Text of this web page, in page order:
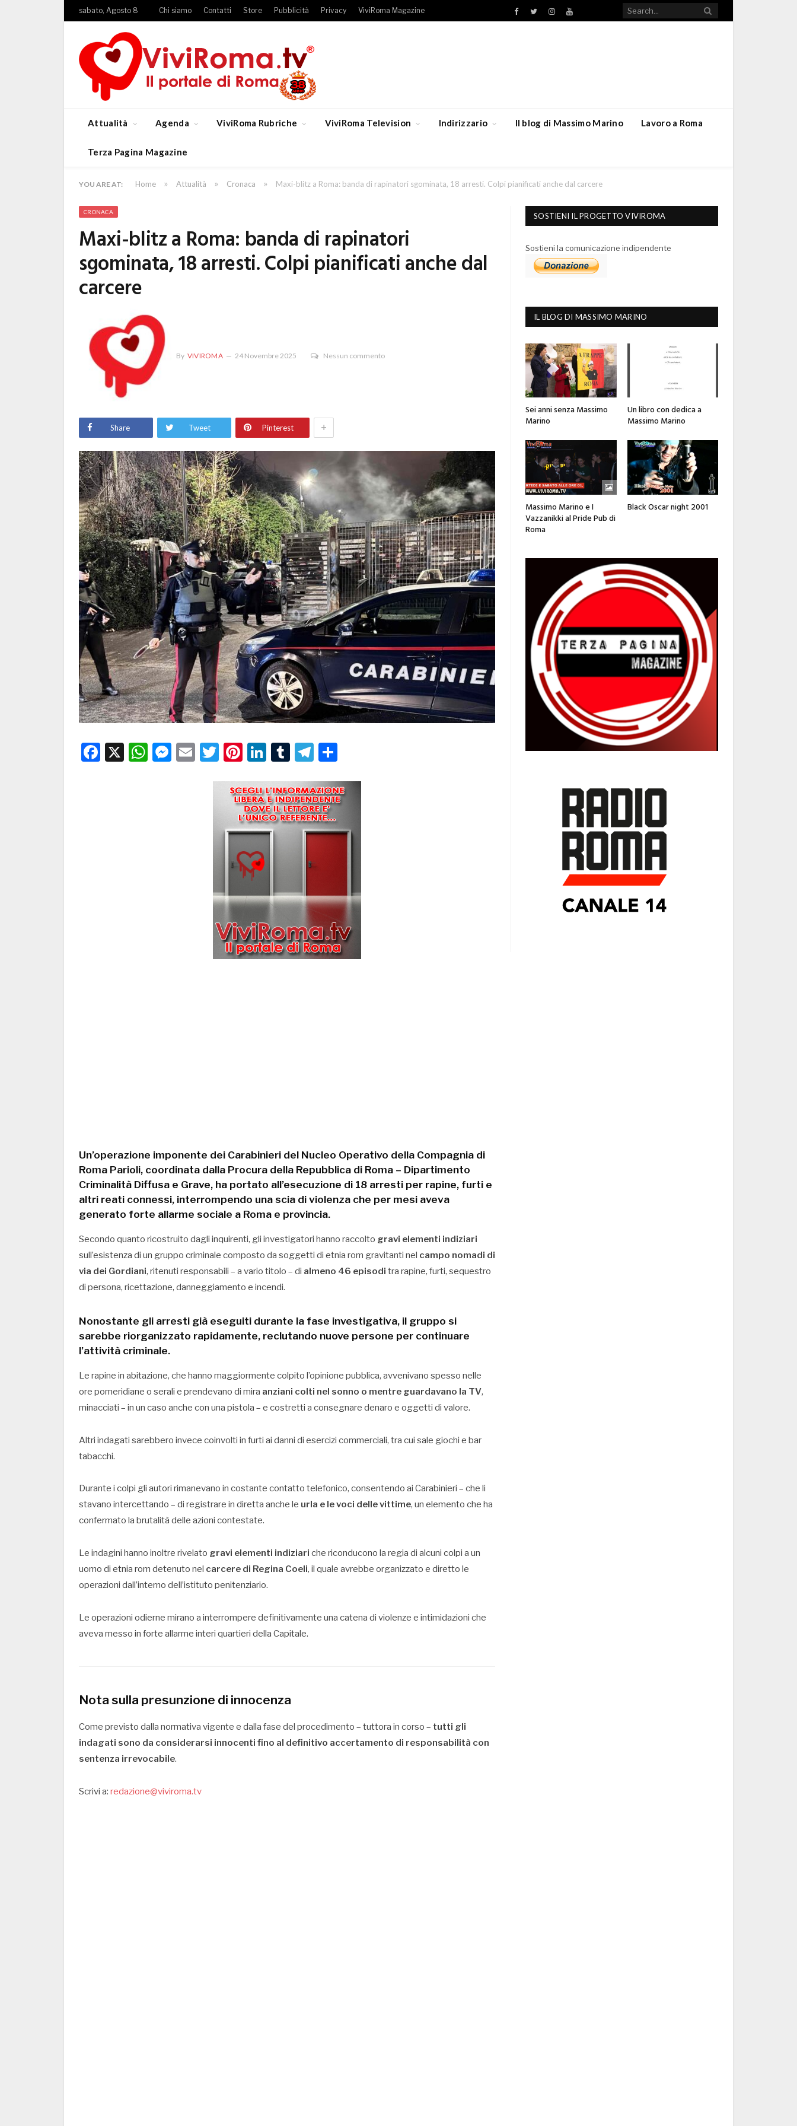
sabato, Agosto 8 Chi siamo Contatti Store Pubblicità Privacy ViviRoma Magazine Facebook
TwitterInstagramYouTube
Attualità Agenda ViviRoma Rubriche ViviRoma Television Indirizzario Il blog di Massimo Marino Lavoro a Roma
Terza Pagina Magazine
YOU ARE AT: Home » Attualità » Cronaca » Maxi-blitz a Roma: banda di rapinatori sgominata, 18 arresti. Colpi pianificati anche dal carcere
CRONACA
Maxi-blitz a Roma: banda di rapinatori
sgominata, 18 arresti. Colpi pianificati anche dal
carcere
By VIVIROMA 24 Novembre 2025 Nessun commento
Share Tweet Pinterest +
Facebook
X WhatsApp
Messenger
EmailTwitter
Pinterest
LinkedIn
TumblrTelegram
Un’operazione imponente dei Carabinieri del Nucleo Operativo della Compagnia di
Roma Parioli, coordinata dalla Procura della Repubblica di Roma – Dipartimento
Criminalità Diffusa e Grave, ha portato all’esecuzione di 18 arresti per rapine, furti e
altri reati connessi, interrompendo una scia di violenza che per mesi aveva
generato forte allarme sociale a Roma e provincia.
Secondo quanto ricostruito dagli inquirenti, gli investigatori hanno raccolto gravi elementi indiziari
sull’esistenza di un gruppo criminale composto da soggetti di etnia rom gravitanti nel campo nomadi di
via dei Gordiani, ritenuti responsabili – a vario titolo – di almeno 46 episodi tra rapine, furti, sequestro
di persona, ricettazione, danneggiamento e incendi.
Nonostante gli arresti già eseguiti durante la fase investigativa, il gruppo si
sarebbe riorganizzato rapidamente, reclutando nuove persone per continuare
l’attività criminale.
Le rapine in abitazione, che hanno maggiormente colpito l’opinione pubblica, avvenivano spesso nelle
ore pomeridiane o serali e prendevano di mira anziani colti nel sonno o mentre guardavano la TV,
minacciati – in un caso anche con una pistola – e costretti a consegnare denaro e oggetti di valore.
Altri indagati sarebbero invece coinvolti in furti ai danni di esercizi commerciali, tra cui sale giochi e bar
tabacchi.
Durante i colpi gli autori rimanevano in costante contatto telefonico, consentendo ai Carabinieri – che li
stavano intercettando – di registrare in diretta anche le urla e le voci delle vittime, un elemento che ha
confermato la brutalità delle azioni contestate.
Le indagini hanno inoltre rivelato gravi elementi indiziari che riconducono la regia di alcuni colpi a un
uomo di etnia rom detenuto nel carcere di Regina Coeli, il quale avrebbe organizzato e diretto le
operazioni dall’interno dell’istituto penitenziario.
Le operazioni odierne mirano a interrompere definitivamente una catena di violenze e intimidazioni che
aveva messo in forte allarme interi quartieri della Capitale.
Nota sulla presunzione di innocenza
Come previsto dalla normativa vigente e dalla fase del procedimento – tuttora in corso – tutti gli
indagati sono da considerarsi innocenti fino al definitivo accertamento di responsabilità con
sentenza irrevocabile.
Scrivi a: redazione@viviroma.tv
SOSTIENI IL PROGETTO VIVIROMA
Sostieni la comunicazione indipendente
IL BLOG DI MASSIMO MARINO
Sei anni senza Massimo
Marino
Un libro con dedica a
Massimo Marino
Massimo Marino e I
Vazzanikki al Pride Pub di
Roma
Black Oscar night 2001